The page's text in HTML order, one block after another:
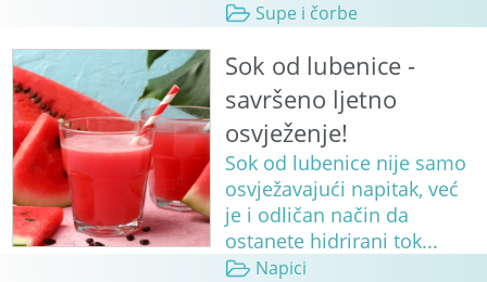
Supe i čorbe
Sok od lubenice -
savršeno ljetno
osvježenje!
Sok od lubenice nije samo
osvježavajući napitak, već
je i odličan način da
ostanete hidrirani tok...
Napici